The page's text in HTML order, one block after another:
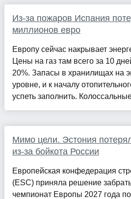
Из-за пожаров Испания
миллионов евро
Европу сейчас накрывает
Цены на газ там всего за 10
20%. Запасы в хранилищах на
уровне, и к началу
успеть заполнить.
Мимо цели. Эстония
из-за бойкота России
Европейская конфедерация
(ESC) приняла решение
чемпионат Европы 2027 года по